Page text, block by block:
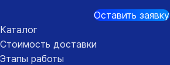
Оставить заявку
Каталог
Стоимость доставки
Этапы работы